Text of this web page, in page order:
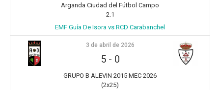
Arganda Ciudad del Fútbol Campo
2.1
EMF Guía De Isora vs RCD Carabanchel
3 de abril de 2026
5- 0
GRUPO B ALEVIN 2015 MEC 2026
(2x25)